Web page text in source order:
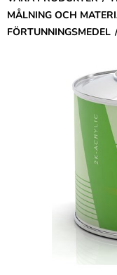
MÅLNING OCH
FÖRTUNNINGSMEDEL